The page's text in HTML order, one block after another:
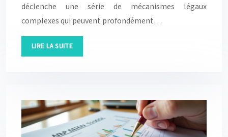
déclenche une série de mécanismes légaux
complexes qui peuvent profondément…
LIRE LA SUITE